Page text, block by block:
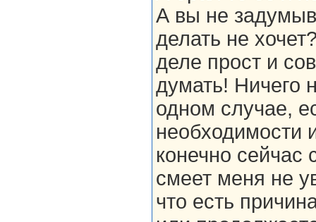
А вы не
делать не
деле прост и
думать! Ничего
одном случае,
необходимости
конечно сейчас
смеет меня не
что есть